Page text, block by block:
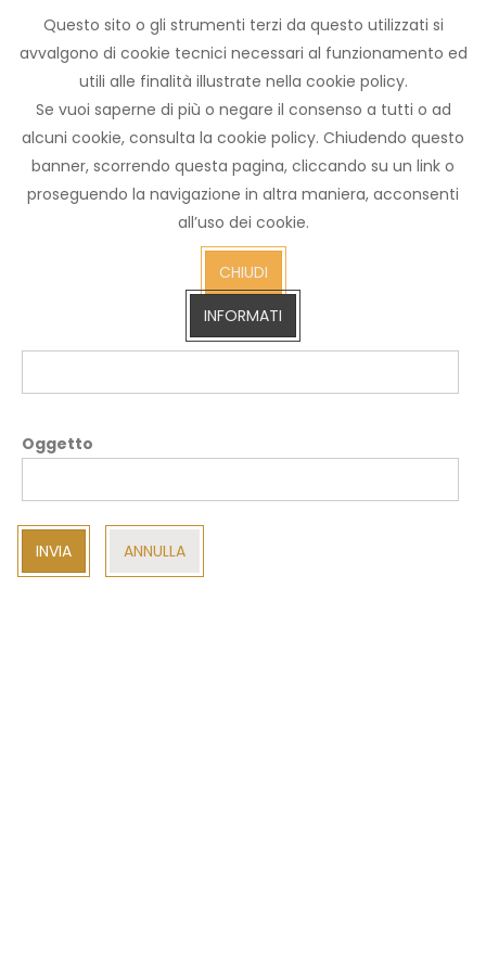
Questo sito o gli strumenti terzi da questo utilizzati si
avvalgono di cookie tecnici necessari al funzionamento ed
utili alle finalità illustrate nella cookie policy.
Se vuoi saperne di più o negare il consenso a tutti o ad
alcuni cookie, consulta la cookie policy. Chiudendo questo
banner, scorrendo questa pagina, cliccando su un link o
proseguendo la navigazione in altra maniera, acconsenti
all’uso dei cookie.
CHIUDI
INFORMATI
Invia ad un amico. ×
Email a
Oggetto
INVIA ANNULLA